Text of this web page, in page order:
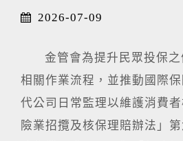
2026-07-09
金管會為提升民眾投保之
相關作業流程，並推動國際
代公司日常監理以維護消費
險業招攬及核保理賠辦法」